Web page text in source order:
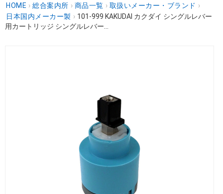
HOME › 総合案内所 › 商品一覧 › 取扱いメーカー・ブランド ›
日本国内メーカー製 › 101-999 KAKUDAI カクダイ シングルレバー
用カートリッジ シングルレバー...